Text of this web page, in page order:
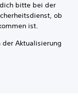
bitte bei der
ob
ist.
der Aktualisierung